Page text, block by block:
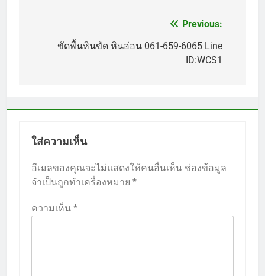
เรื่อง
Previous:
ขัดพื้นหินขัด หินอ่อน 061-659-6065 Line
ID:WCS1
ใส่ความเห็น
อีเมลของคุณจะไม่แสดงให้คนอื่นเห็น ช่องข้อมูล
จำเป็นถูกทำเครื่องหมาย *
ความเห็น *